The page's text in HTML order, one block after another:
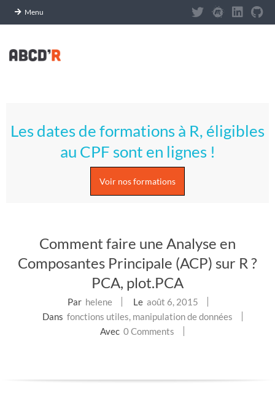
Menu
content
S
S
C
Menu
Les dates de formations à R, éligibles
au CPF sont en lignes !
Voir nos formations
Comment faire une Analyse en
Composantes Principale (ACP) sur R ?
PCA, plot.PCA
Par helene Le août 6, 2015
Dans fonctions utiles manipulation de données
Avec 0 Comments
Panneau de gestion des cookies